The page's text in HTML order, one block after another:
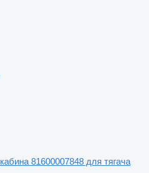
кабина 81600007848 для тягача